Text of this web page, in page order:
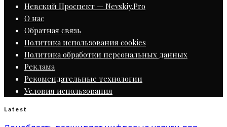
Невский Проспект — Nevskiy.Pro
О нас
Обратная связь
Политика использования cookies
Политика обработки персональных данных
Реклама
Рекомендательные технологии
Условия использования
Latest